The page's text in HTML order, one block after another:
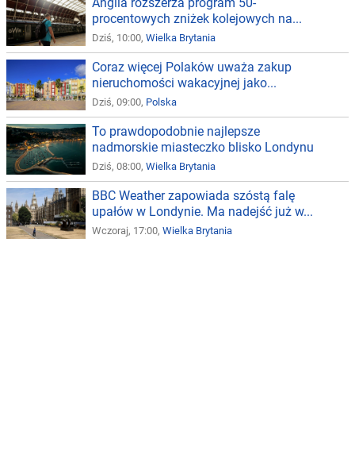
Anglia rozszerza program 50-
procentowych zniżek kolejowych na...
Dziś, 10:00, Wielka Brytania
Coraz więcej Polaków uważa zakup
nieruchomości wakacyjnej jako...
Dziś, 09:00, Polska
To prawdopodobnie najlepsze
nadmorskie miasteczko blisko Londynu
Dziś, 08:00, Wielka Brytania
BBC Weather zapowiada szóstą falę
upałów w Londynie. Ma nadejść już w...
Wczoraj, 17:00, Wielka Brytania